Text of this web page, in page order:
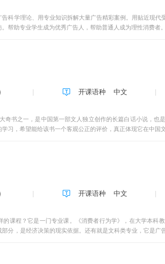
科学理论、用专业知识拆解大量广告精彩案例。用贴近现
帮助专业学生成为优秀广告人，帮助普通人成为理性消费者。
开课语种 中文
一，是中国第一部文人独立创作的长篇白话小说，也是
习，希望能给该书一个客观公正的评价，真正体现它在中国
开课语种 中文
的课程？它是一门专业课。《消费者行为学》，在大学本科
分，是经济决策的现实依据。还有就是文科类专业，它是广
对消费行为的解释却不仅仅是生活常识。国际大公司可口可